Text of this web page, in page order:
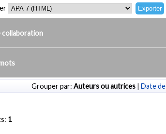
collaboration
Grouper par: Auteurs ou autrices | Date
1